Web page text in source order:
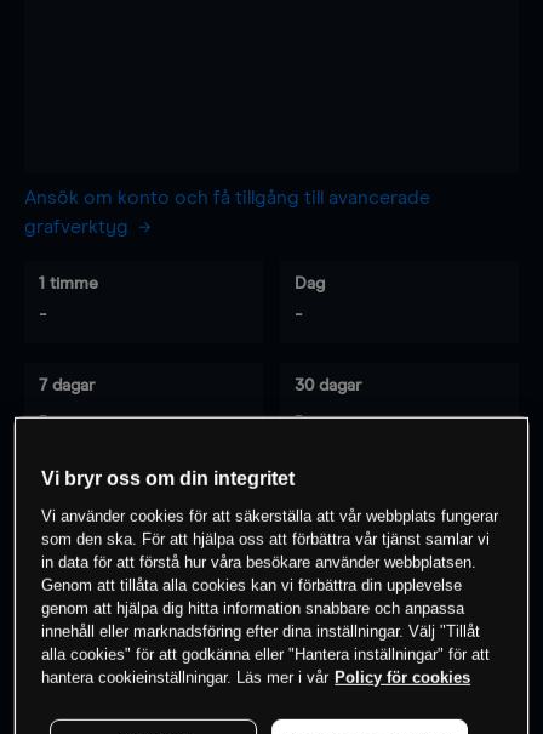
Ansök om konto och få tillgång till avancerade
grafverktyg
1 timme
-
Dag
-
7 dagar
-
30 dagar
-
0% av kunderna har enposition i detta
instrument
Börja handla
Vi bryr oss om din integritet
Vi använder cookies för att säkerställa att vår webbplats fungerar
som den ska. För att hjälpa oss att förbättra vår tjänst samlar vi
in data för att förstå hur våra besökare använder webbplatsen.
Genom att tillåta alla cookies kan vi förbättra din upplevelse
genom att hjälpa dig hitta information snabbare och anpassa
innehåll eller marknadsföring efter dina inställningar. Välj "Tillåt
alla cookies" för att godkänna eller "Hantera inställningar" för att
hantera cookieinställningar. Läs mer i vår Policy för cookies